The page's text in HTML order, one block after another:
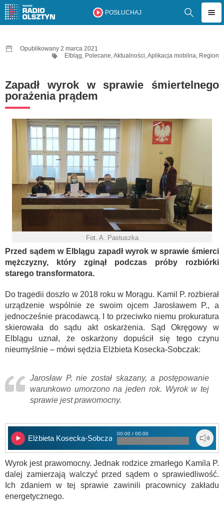
POSŁUCHAJ
Opublikowany 2 marca 2021
Elbląg, Polecane,Aktualności,Aplikacja mobilna, Region
Zapadł wyrok w sprawie śmiertelnego
porażenia prądem
Fot. A. Pastuszka
Przed sądem w Elblągu zapadł wyrok w sprawie śmierci
mężczyzny, który zginął podczas próby rozbiórki
starego transformatora.
Do tragedii doszło w 2018 roku w Morągu. Kamil P. rozbierał
urządzenie wspólnie ze swoim ojcem Jarosławem P., a
jednocześnie pracodawcą. I to przeciwko niemu prokuratura
skierowała do sądu akt oskarżenia. Sąd Okręgowy w
Elblągu uznał, że oskarżony dopuścił się tego czynu
nieumyślnie – mówi sędzia Elżbieta Kosecka-Sobczak:
Jarosław P. nie został skazany, a postępowanie
warunkowo umorzono na jeden rok. Wyrok w tej
sprawie jest prawomocny.
Elżbieta Kosecka-Sobczak
00:00 / 00:00
Wyrok jest prawomocny. Jednak rodzice zmarłego Kamila P.
dalej zamierzają walczyć przed sądem o sprawiedliwość.
Ich zdaniem w tej sprawie zawinili pracownicy zakładu
energetycznego.